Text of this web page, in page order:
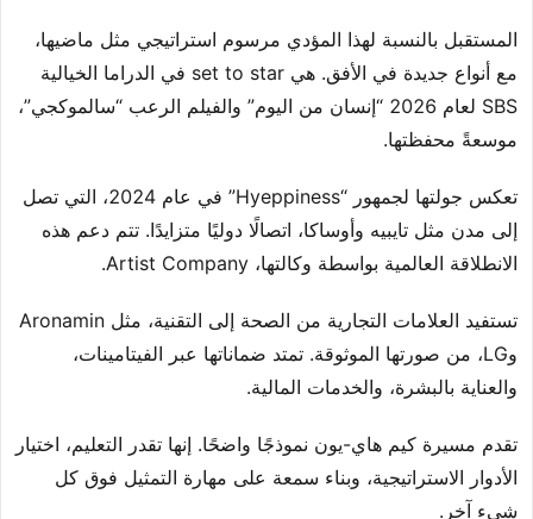
المستقبل بالنسبة لهذا المؤدي مرسوم استراتيجي مثل ماضيها،
مع أنواع جديدة في الأفق. هي set to star في الدراما الخيالية
SBS لعام 2026 “إنسان من اليوم” والفيلم الرعب “سالموكجي”،
موسعةً محفظتها.
تعكس جولتها لجمهور “Hyeppiness” في عام 2024، التي تصل
إلى مدن مثل تايبيه وأوساكا، اتصالًا دوليًا متزايدًا. تتم دعم هذه
الانطلاقة العالمية بواسطة وكالتها، Artist Company.
تستفيد العلامات التجارية من الصحة إلى التقنية، مثل Aronamin
وLG، من صورتها الموثوقة. تمتد ضماناتها عبر الفيتامينات،
والعناية بالبشرة، والخدمات المالية.
تقدم مسيرة كيم هاي-يون نموذجًا واضحًا. إنها تقدر التعليم، اختيار
الأدوار الاستراتيجية، وبناء سمعة على مهارة التمثيل فوق كل
شيء آخر.